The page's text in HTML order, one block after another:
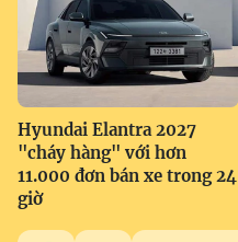
Hyundai Elantra 2027
"cháy hàng" với hơn
11.000 đơn bán xe trong 24
giờ